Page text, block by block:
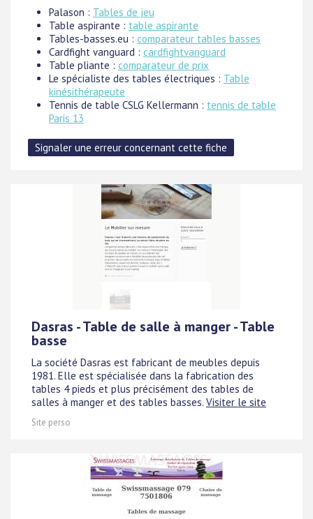
Palason : Tables de jeu
Table aspirante : table aspirante
Tables-basses.eu : comparateur tables basses
Cardfight vanguard : cardfightvanguard
Table pliante : comparateur de prix
Le spécialiste des tables électriques : Table
kinésithérapeute
Tennis de table CSLG Kellermann : tennis de table
Paris 13
Dasras - Table de salle à manger - Table
basse
La société Dasras est fabricant de meubles depuis
1981. Elle est spécialisée dans la fabrication des
tables 4 pieds et plus précisément des tables de
salles à manger et des tables basses. Visiter le site
Site perso